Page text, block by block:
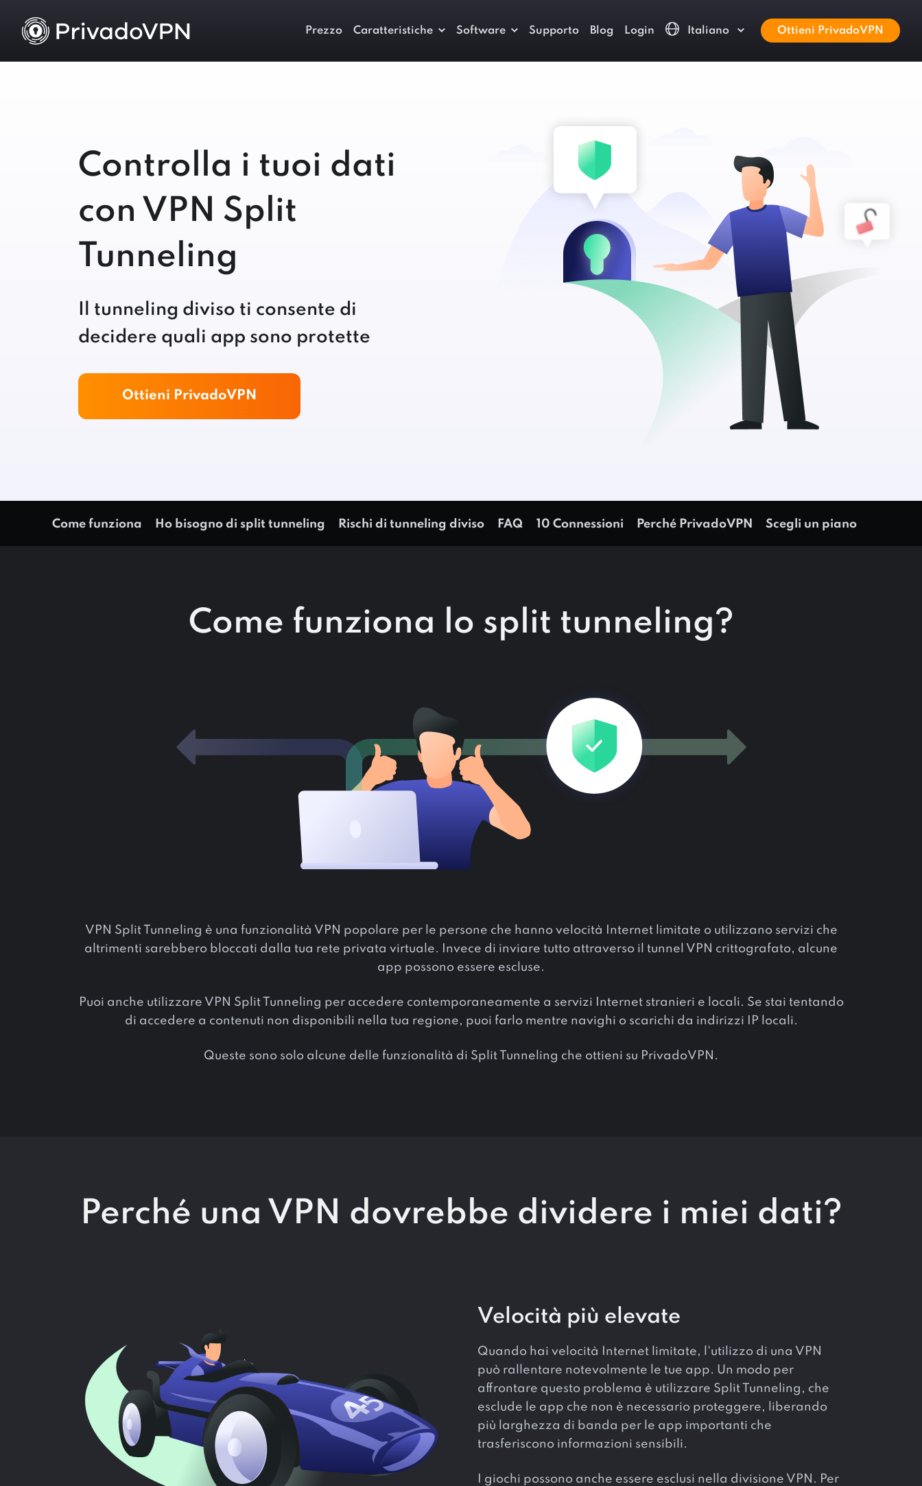
Prezzo Caratteristiche Software Supporto Blog Login Italiano Ottieni PrivadoVPN
Controlla i tuoi dati
con VPN Split
Tunneling
Il tunneling diviso ti consente di
decidere quali app sono protette
Ottieni PrivadoVPN
Come funziona Ho bisogno di split tunneling Rischi di tunneling diviso FAQ 10 Connessioni Perché PrivadoVPN Scegli un piano
Come funziona lo split tunneling?
VPN Split Tunneling è una funzionalità VPN popolare per le persone che hanno velocità Internet limitate o utilizzano servizi che
altrimenti sarebbero bloccati dalla tua rete privata virtuale. Invece di inviare tutto attraverso il tunnel VPN crittografato, alcune
app possono essere escluse.
Puoi anche utilizzare VPN Split Tunneling per accedere contemporaneamente a servizi Internet stranieri e locali. Se stai tentando
di accedere a contenuti non disponibili nella tua regione, puoi farlo mentre navighi o scarichi da indirizzi IP locali.
Queste sono solo alcune delle funzionalità di Split Tunneling che ottieni su PrivadoVPN.
Perché una VPN dovrebbe dividere i miei dati?
Velocità più elevate
Quando hai velocità Internet limitate, l'utilizzo di una VPN
può rallentare notevolmente le tue app. Un modo per
affrontare questo problema è utilizzare Split Tunneling, che
esclude le app che non è necessario proteggere, liberando
più larghezza di banda per le app importanti che
trasferiscono informazioni sensibili.
I giochi possono anche essere esclusi nella divisione VPN. Per